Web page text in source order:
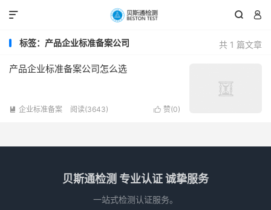
 

共 1 篇文章
标签：产品企业标准备案公司
产品企业标准备案公司怎么选
 赞(0)
 企业标准备案 阅读(3643)
贝斯通检测 专业认证 诚挚服务
一站式检测认证服务。